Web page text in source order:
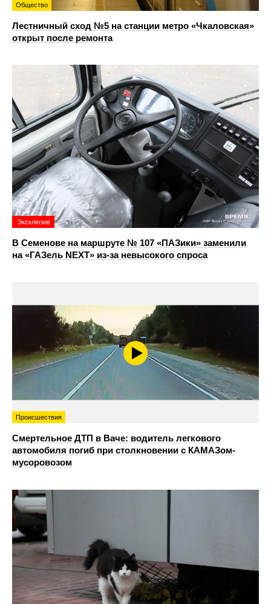
Общество
Лестничный сход №5 на станции метро «Чкаловская»
открыт после ремонта
Эксклюзив
В Семенове на маршруте № 107 «ПАЗики» заменили
на «ГАЗель NEXT» из‑за невысокого спроса
Происшествия
Смертельное ДТП в Ваче: водитель легкового
автомобиля погиб при столкновении с КАМАЗом-
мусоровозом